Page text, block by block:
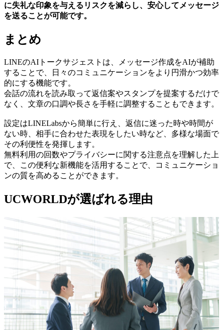
に失礼な印象を与えるリスクを減らし、安心してメッセージ
を送ることが可能です。
まとめ
LINEのAIトークサジェストは、メッセージ作成をAIが補助
することで、日々のコミュニケーションをより円滑かつ効率
的にする機能です。
会話の流れを読み取って返信案やスタンプを提案するだけで
なく、文章の口調や長さを手軽に調整することもできます。
設定はLINELabsから簡単に行え、返信に迷った時や時間が
ない時、相手に合わせた表現をしたい時など、多様な場面で
その利便性を発揮します。
無料利用の回数やプライバシーに関する注意点を理解した上
で、この便利な新機能を活用することで、コミュニケーショ
ンの質を高めることができます。
UCWORLDが選ばれる理由